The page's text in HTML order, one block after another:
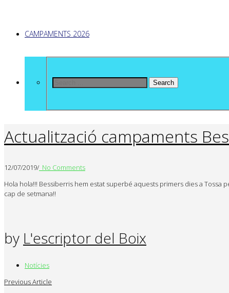
CAMPAMENTS 2026
Search
Actualització campaments
12/07/2019/ No Comments
Hola hola!!! Bessiberris hem estat superbé aquests primers dies a Tossa
cap de setmana!!
by L'escriptor del Boix
Notícies
Previous Article